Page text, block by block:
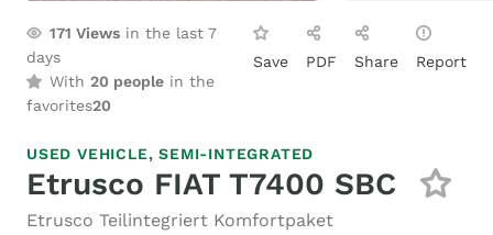
171 Views in the last 7
days
With 20 people in the
favorites20
Save PDF Share Report
USED VEHICLE,SEMI-INTEGRATED
Etrusco FIAT T7400 SBC
Etrusco Teilintegriert Komfortpaket